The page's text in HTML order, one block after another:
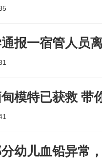
报一宿管人员
模特已获救 带
幼儿血铅异常